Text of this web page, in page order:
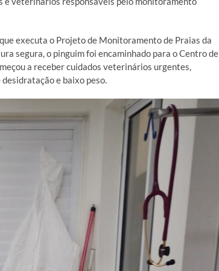
executa o Projeto de Monitoramento de Praias da
segura, o pinguim foi encaminhado para o Centro de
a receber cuidados veterinários urgentes,
e baixo peso.